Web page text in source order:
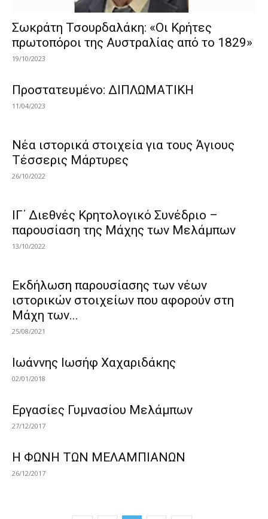
Σωκράτη Τσουρδαλάκη: «Οι Κρήτες
πρωτοπόροι της Αυστραλίας από το 1829»
19/10/2023
Πρoστατευμένο: ΔΙΠΛΩΜΑΤΙΚΗ
11/04/2023
Νέα ιστορικά στοιχεία για τους Άγιους
Τέσσερις Μάρτυρες
26/10/2022
ΙΓ΄ Διεθνές Κρητολογικό Συνέδριο –
παρουσίαση της Μάχης των Μελάμπων
13/10/2022
Εκδήλωση παρουσίασης των νέων
ιστορικών στοιχείων που αφορούν στη
Μάχη των...
25/08/2021
Ιωάννης Ιωσήφ Χαχαριδάκης
02/01/2018
Εργασίες Γυμνασίου Μελάμπων
27/12/2017
Η ΦΩΝΗ ΤΩΝ ΜΕΛΑΜΠΙΑΝΩΝ
26/12/2017